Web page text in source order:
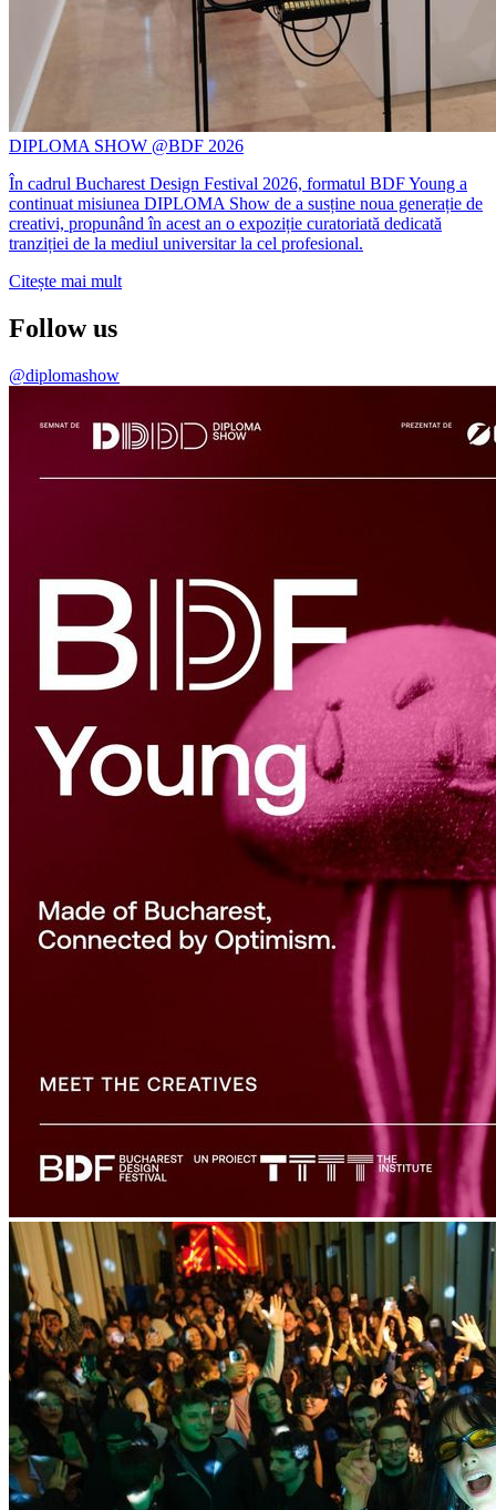
DIPLOMA SHOW @BDF 2026
În cadrul Bucharest Design Festival 2026, formatul BDF Young a
continuat misiunea DIPLOMA Show de a susține noua generație de
creativi, propunând în acest an o expoziție curatoriată dedicată
tranziției de la mediul universitar la cel profesional.
Citește mai mult
Follow us
@diplomashow